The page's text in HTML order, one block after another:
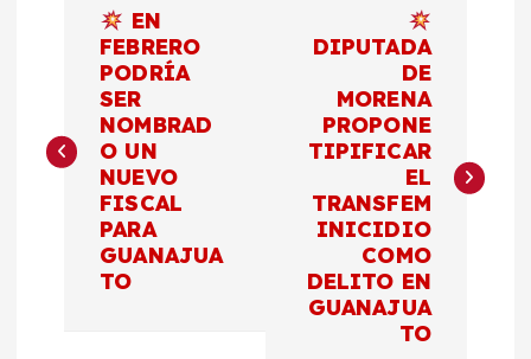
e
EN
FEBRERO
PODRÍA
SER
NOMBRAD
O UN
NUEVO
FISCAL
PARA
GUANAJUA
TO
DIPUTADA
DE
MORENA
PROPONE
TIPIFICAR
EL
TRANSFEM
INICIDIO
COMO
DELITO EN
GUANAJUA
TO